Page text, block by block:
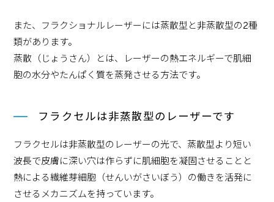
また、フラクショナルレーザーには蒸散型と非蒸散型の2種
類があります。
蒸散（じょうさん）とは、レーザーの熱エネルギーで肌細
胞の水分やたんぱく質を蒸発させる方法です。
フラクセルは非蒸散型のレーザーです
フラクセルは非蒸散型のレーザーの光で、蒸散型より短い
波長で皮膚に深い穴は作らずに肌細胞を凝固させることと
熱による繊維芽細胞（せんいがさいぼう）の働きを活発に
させるメカニズムを持っています。